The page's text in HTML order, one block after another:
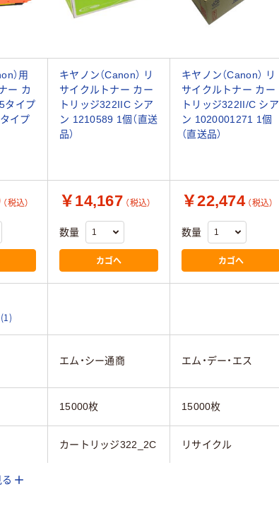
）用
ー カ
タイプ
イプ
キヤノン（Canon） リ
サイクルトナー カー
トリッジ322IIC シア
ン 1210589 1個（直送
品）
キヤノン（Canon） リ
サイクルトナー カー
トリッジ322II/C シア
ン 1020001271 1個
（直送品）
（税込） ￥14,167 （税込）
数量
カゴへ
￥22,474 （税込）
数量
カゴへ
(1)
エム・シー通商 エム・デー・エス
15000枚 15000枚
カートリッジ322_2C リサイクル